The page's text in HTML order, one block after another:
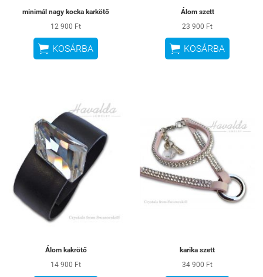
minimál nagy kocka karkötő
12 900 Ft
 KOSÁRBA
Álom szett
23 900 Ft
 KOSÁRBA
Álom kakrötő
14 900 Ft
karika szett
34 900 Ft